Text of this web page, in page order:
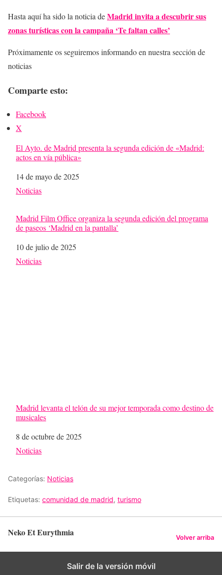
Hasta aquí ha sido la noticia deMadrid invita a descubrir sus
zonas turísticas con la campaña ‘Te faltan calles’
Próximamente os seguiremos informando en nuestra sección de
noticias
Comparte esto:
Facebook
X
El Ayto. de Madrid presenta la segunda edición de «Madrid:
actos en vía pública»
Fecha
14 de mayo de 2025
Respecto a
Noticias
Madrid Film Office organiza la segunda edición del programa
de paseos ‘Madrid en la pantalla’
Fecha
10 de julio de 2025
Respecto a
Noticias
Madrid levanta el telón de su mejor temporada como destino de
musicales
Fecha
8 de octubre de 2025
Respecto a
Noticias
Categorías: Noticias
Etiquetas: comunidad de madrid, turismo
Neko Et Eurythmia Volver arriba
Salir de la versión móvil